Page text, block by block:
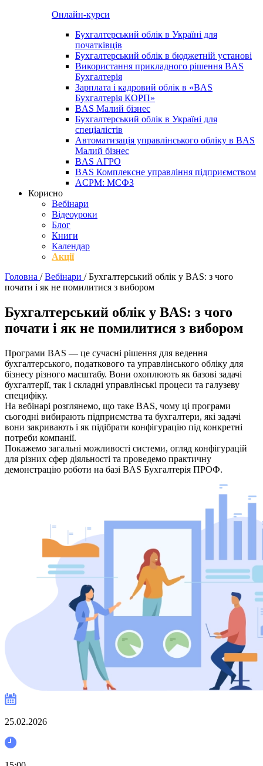
Онлайн-курси
Бухгалтерський облік в Україні для
початківців
Бухгалтерський облік в бюджетній установі
Використання прикладного рішення BAS
Бухгалтерія
Зарплата і кадровий облік в «BAS
Бухгалтерія КОРП»
BAS Малий бізнес
Бухгалтерський облік в Україні для
спеціалістів
Автоматизація управлінського обліку в BAS
Малий бізнес
BAS АГРО
BAS Комплексне управління підприємством
ACPM: МСФЗ
Корисно
Вебінари
Відеоуроки
Блог
Книги
Календар
Акції
Головна / Вебінари / Бухгалтерський облік у BAS: з чого
почати і як не помилитися з вибором
Бухгалтерський облік у BAS: з чого
почати і як не помилитися з вибором
Програми BAS — це сучасні рішення для ведення
бухгалтерського, податкового та управлінського обліку для
бізнесу різного масштабу. Вони охоплюють як базові задачі
бухгалтерії, так і складні управлінські процеси та галузеву
специфіку.
На вебінарі розглянемо, що таке BAS, чому ці програми
сьогодні вибирають підприємства та бухгалтери, які задачі
вони закривають і як підібрати конфігурацію під конкретні
потреби компанії.
Покажемо загальні можливості системи, огляд конфігурацій
для різних сфер діяльності та проведемо практичну
демонстрацію роботи на базі BAS Бухгалтерія ПРОФ.
25.02.2026